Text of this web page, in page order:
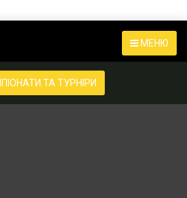
МЕНЮ
ТА ТУРНІРИ